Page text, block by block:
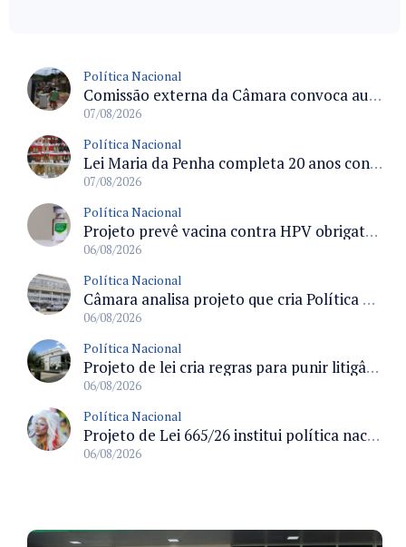
Política Nacional
Comissão externa da Câmara convoca audiência pública sobre chuvas na Zona da Mata de Minas Gerais e impactos em Juiz de Fora
07/08/2026
Política Nacional
Lei Maria da Penha completa 20 anos consolidada como norma de proteção e medidas protetivas no Brasil
07/08/2026
Política Nacional
Projeto prevê vacina contra HPV obrigatória e testes moleculares para rastreamento do câncer do colo do útero
06/08/2026
Política Nacional
Câmara analisa projeto que cria Política Nacional de Qualificação e Valorização da Preceptoria na Residência Médica
06/08/2026
Política Nacional
Projeto de lei cria regras para punir litigância abusiva reversa e integrar sistemas do Judiciário
06/08/2026
Política Nacional
Projeto de Lei 665/26 institui política nacional para prevenção ao transfeminicídio e prevê medidas de proteção e reparação
06/08/2026